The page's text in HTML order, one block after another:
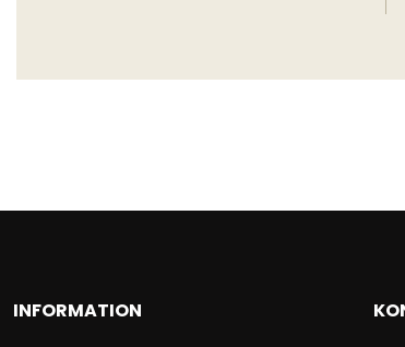
INFORMATION